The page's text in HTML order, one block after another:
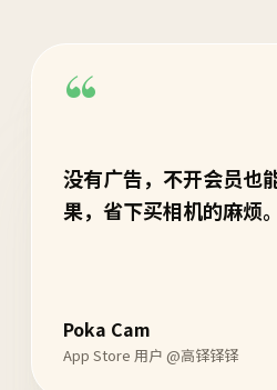
“
没有广告，不开会员也
果，省下买相机的麻烦。
Poka Cam
App Store 用户 @高铎铎铎